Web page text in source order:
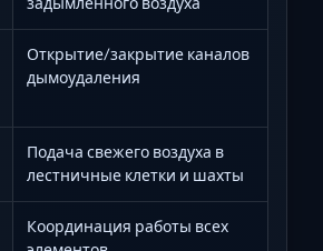
Открытие/закрытие каналов
дымоудаления
Подача свежего воздуха в
лестничные клетки и шахты
Координация работы всех